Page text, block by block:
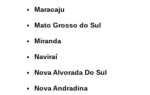
Maracaju
Mato Grosso do Sul
Miranda
Naviraí
Nova Alvorada Do Sul
Nova Andradina